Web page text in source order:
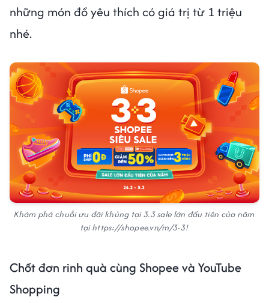
những món đồ yêu thích có giá trị từ 1 triệu
nhé.
Khám phá chuỗi ưu đãi khủng tại 3.3 sale lớn đầu tiên của năm
tại https://shopee.vn/m/3-3!
Chốt đơn rinh quà cùng Shopee và YouTube
Shopping